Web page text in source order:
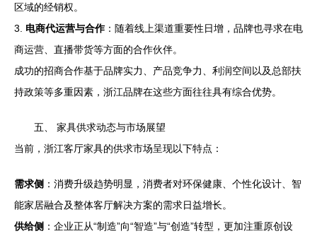
区域的经销权。
3. 电商代运营与合作：随着线上渠道重要性日增，品牌也寻求在电
商运营、直播带货等方面的合作伙伴。
成功的招商合作基于品牌实力、产品竞争力、利润空间以及总部扶
持政策等多重因素，浙江品牌在这些方面往往具有综合优势。
五、 家具供求动态与市场展望
当前，浙江客厅家具的供求市场呈现以下特点：
需求侧 ：消费升级趋势明显，消费者对环保健康、个性化设计、智
能家居融合及整体客厅解决方案的需求日益增长。
供给侧 ：企业正从“制造”向“智造”与“创造”转型，更加注重原创设